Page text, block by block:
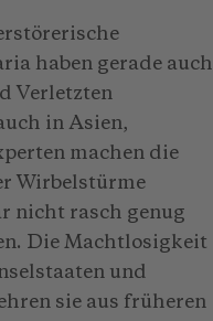
haben gerade auch
Verletzten
in Asien,
machen die
Wirbelstürme
nicht rasch genug
Die Machtlosigkeit
und
sie aus früheren